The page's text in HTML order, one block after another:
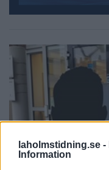
laholmstidning.se -
Information